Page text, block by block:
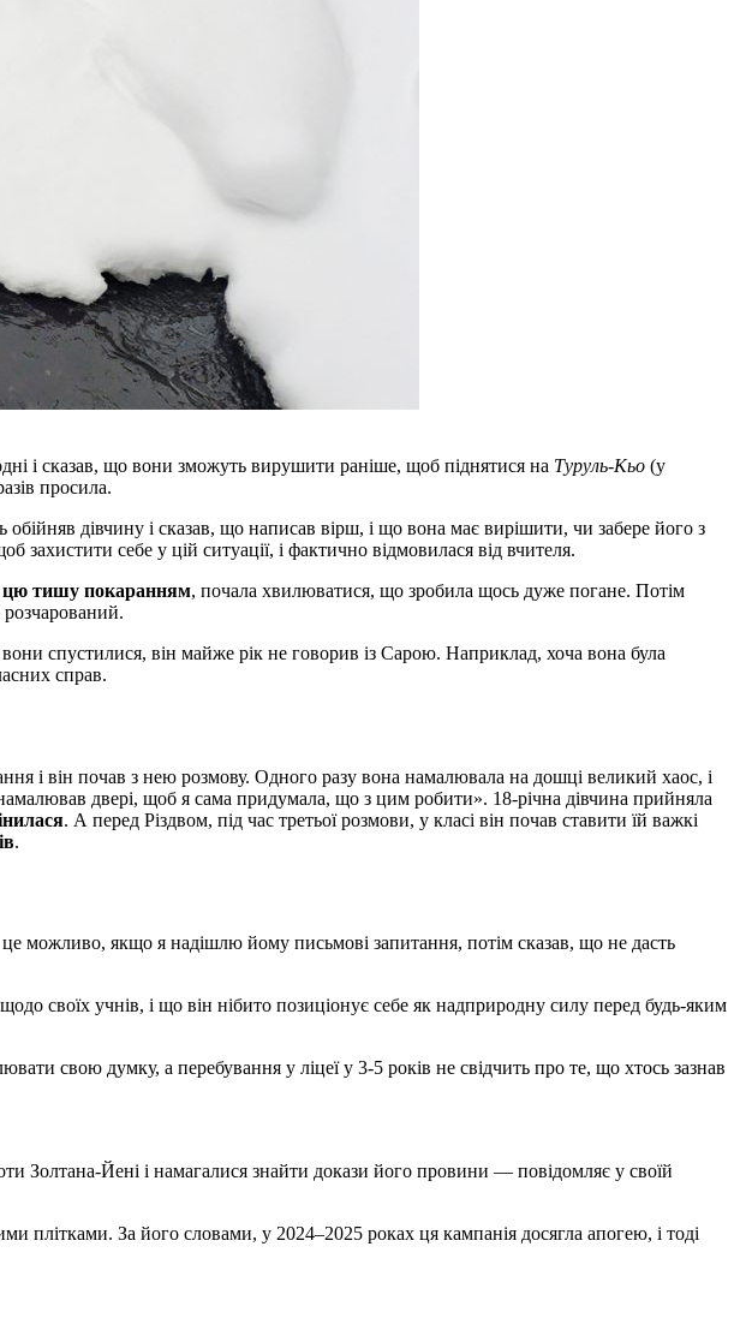
і сказав, що вони зможуть вирушити раніше, щоб піднятися на Туруль-Кьо (у
просила.
дівчину і сказав, що написав вірш, і що вона має вирішити, чи забере його з
себе у цій ситуації, і фактично відмовилася від вчителя.
тишу покаранням, почала хвилюватися, що зробила щось дуже погане. Потім
спустилися, він майже рік не говорив із Сарою. Наприклад, хоча вона була
справ.
і він почав з нею розмову. Одного разу вона намалювала на дошці великий хаос, і
двері, щоб я сама придумала, що з цим робити». 18-річна дівчина прийняла
. А перед Різдвом, під час третьої розмови, у класі він почав ставити їй важкі
.
можливо, якщо я надішлю йому письмові запитання, потім сказав, що не дасть
своїх учнів, і що він нібито позиціонує себе як надприродну силу перед будь-яким
свою думку, а перебування у ліцеї у 3-5 років не свідчить про те, що хтось зазнав
Золтана-Йені і намагалися знайти докази його провини — повідомляє у своїй
плітками. За його словами, у 2024–2025 роках ця кампанія досягла апогею, і тоді